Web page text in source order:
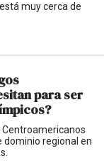
muy cerca de
para ser
Centroamericanos
dominio regional en